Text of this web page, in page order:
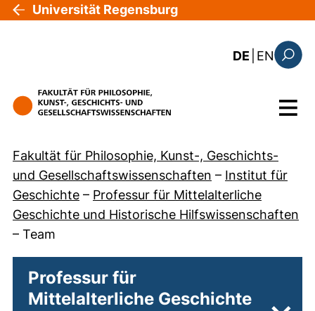
Direkt zum Inhalt
Universität Regensburg
DE EN: the
Menü
Fakultät für Philosophie, Kunst-, Geschichts-
und Gesellschaftswissenschaften – Institut für
Geschichte – Professur für Mittelalterliche
Geschichte und Historische Hilfswissenschaften
– Team
Professur für
Mittelalterliche Geschichte